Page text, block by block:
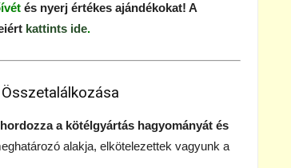
és nyerj értékes ajándékokat! A
kattints ide.
a kötélgyártás hagyományát és
alakja, elkötelezettek vagyunk a